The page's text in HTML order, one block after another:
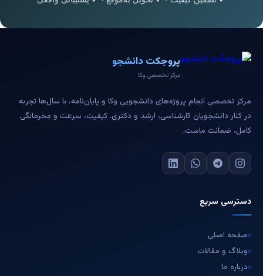
پروجکت دانشجو
مرکز تخصصی وکا
مرکز تخصصی انجام پروژه‌های دانشجویی وکا و پایان‌نامه، با سال‌ها تجربه
در کنار دانشجویان کارشناسی، ارشد و دکتری. کیفیت، سرعت و محرمانگی
کامل، ضمانت ماست.
دسترسی سریع
صفحه اصلی
وبلاگ و مقالات
درباره ما